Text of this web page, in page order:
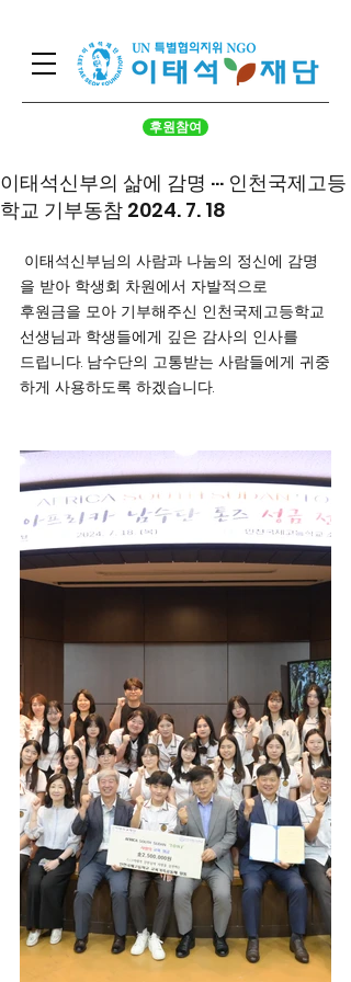
후원참여
이태석신부의 삶에 감명 ··· 인천국제고등
학교 기부동참 2024. 7. 18
을 받아 학생회 차원에서 자발적으로
후원금을 모아 기부해주신 인천국제고등학교
선생님과 학생들에게 깊은 감사의 인사를
드립니다. 남수단의 고통받는 사람들에게 귀중
하게 사용하도록 하겠습니다.